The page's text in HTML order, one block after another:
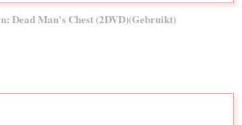
Dead Man's Chest (2DVD)(Gebruikt)